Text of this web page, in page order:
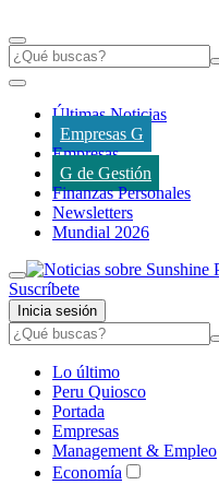
Últimas Noticias
Empresas G
Empresas
G de Gestión
Finanzas Personales
Newsletters
Mundial 2026
Suscríbete
Inicia sesión
Lo último
Peru Quiosco
Portada
Empresas
Management & Empleo
Economía